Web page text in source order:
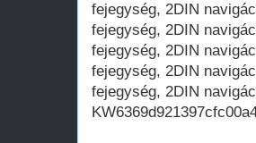
fejegység, 2DIN
fejegység, 2DIN
fejegység, 2DIN
fejegység, 2DIN
fejegység, 2DIN